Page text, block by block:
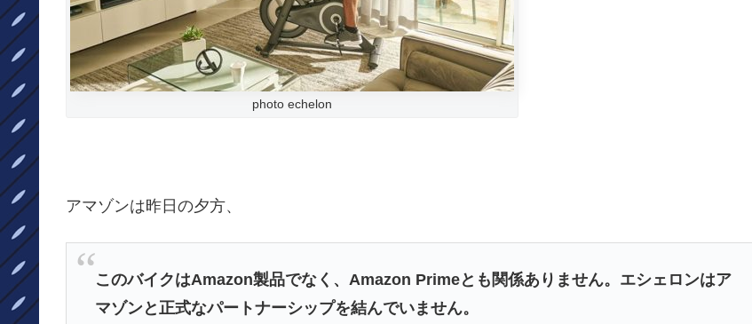
photo echelon
アマゾンは昨日の夕方、
このバイクはAmazon製品でなく、Amazon Primeとも関係ありません。エシェロンはア
マゾンと正式なパートナーシップを結んでいません。